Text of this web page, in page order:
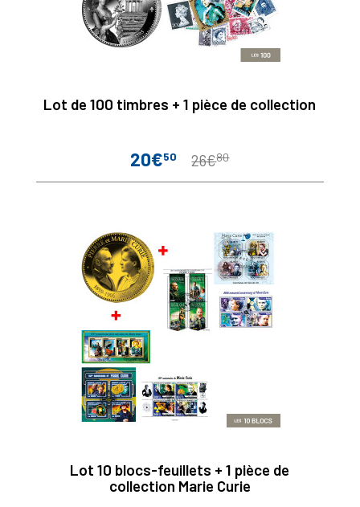
Lot de 100 timbres + 1 pièce de collection
Prix
20€50
Prix
26€80
Lot 10 blocs-feuillets + 1 pièce de
collection Marie Curie